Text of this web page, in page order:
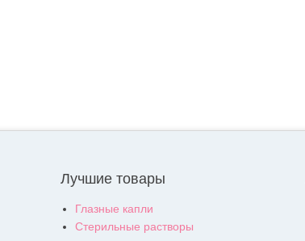
Лучшие товары
Глазные капли
Стерильные растворы